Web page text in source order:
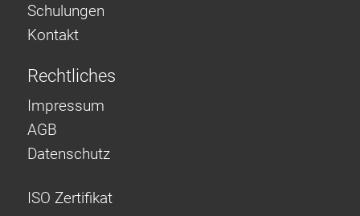
Schulungen
Kontakt
Rechtliches
Impressum
AGB
Datenschutz
ISO Zertifikat